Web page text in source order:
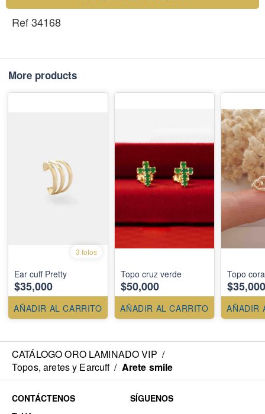
Ref 34168
More products
3 fotos
Ear cuff Pretty
$35,000
AÑADIR AL CARRITO
Topo cruz verde
$50,000
AÑADIR AL CARRITO
Topo
$35,000
AÑADIR
CATÁLOGO ORO LAMINADO VIP /
Topos, aretes y Earcuff / Arete smile
CONTÁCTENOS
SÍGUENOS